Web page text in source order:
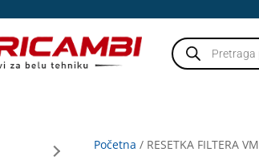
Products
search
Početna / RESETKA FILTERA VM